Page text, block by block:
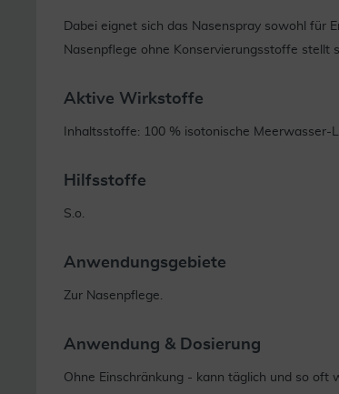
Dabei eignet sich das Nasenspray sowohl für
Nasenpflege ohne Konservierungsstoffe stellt
Aktive Wirkstoffe
Inhaltsstoffe: 100 % isotonische Meerwasser-
Hilfsstoffe
S.o.
Anwendungsgebiete
Zur Nasenpflege.
Anwendung & Dosierung
Ohne Einschränkung - kann täglich und so